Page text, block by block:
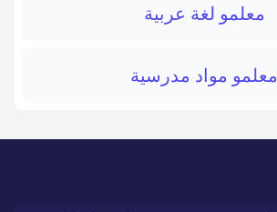
معلمو لغة عربية
معلمو مواد مدرسية